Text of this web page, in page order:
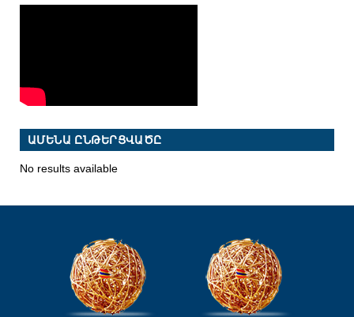
ԱՄԵՆԱ ԸՆԹԵՐՑՎԱԾԸ
No results available